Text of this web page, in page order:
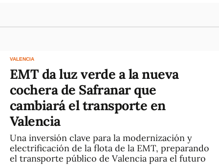
VALENCIA
EMT da luz verde a la nueva
cochera de Safranar que
cambiará el transporte en
Valencia
Una inversión clave para la modernización y
electrificación de la flota de la EMT, preparando
el transporte público de Valencia para el futuro